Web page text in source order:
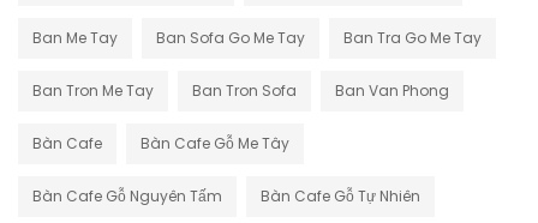
Ban Me Tay Ban Sofa Go Me Tay Ban Tra Go Me Tay
Ban Tron Me Tay Ban Tron Sofa Ban Van Phong
Bàn Cafe Bàn Cafe Gỗ Me Tây
Bàn Cafe Gỗ Nguyên Tấm Bàn Cafe Gỗ Tự Nhiên